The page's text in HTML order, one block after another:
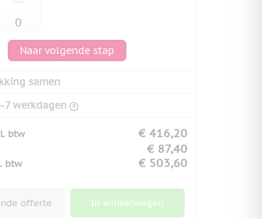
Naar volgende stap
samen
7 werkdagen
btw
€ 416,20
€ 87,40
btw € 503,60
offerte In winkelwagen